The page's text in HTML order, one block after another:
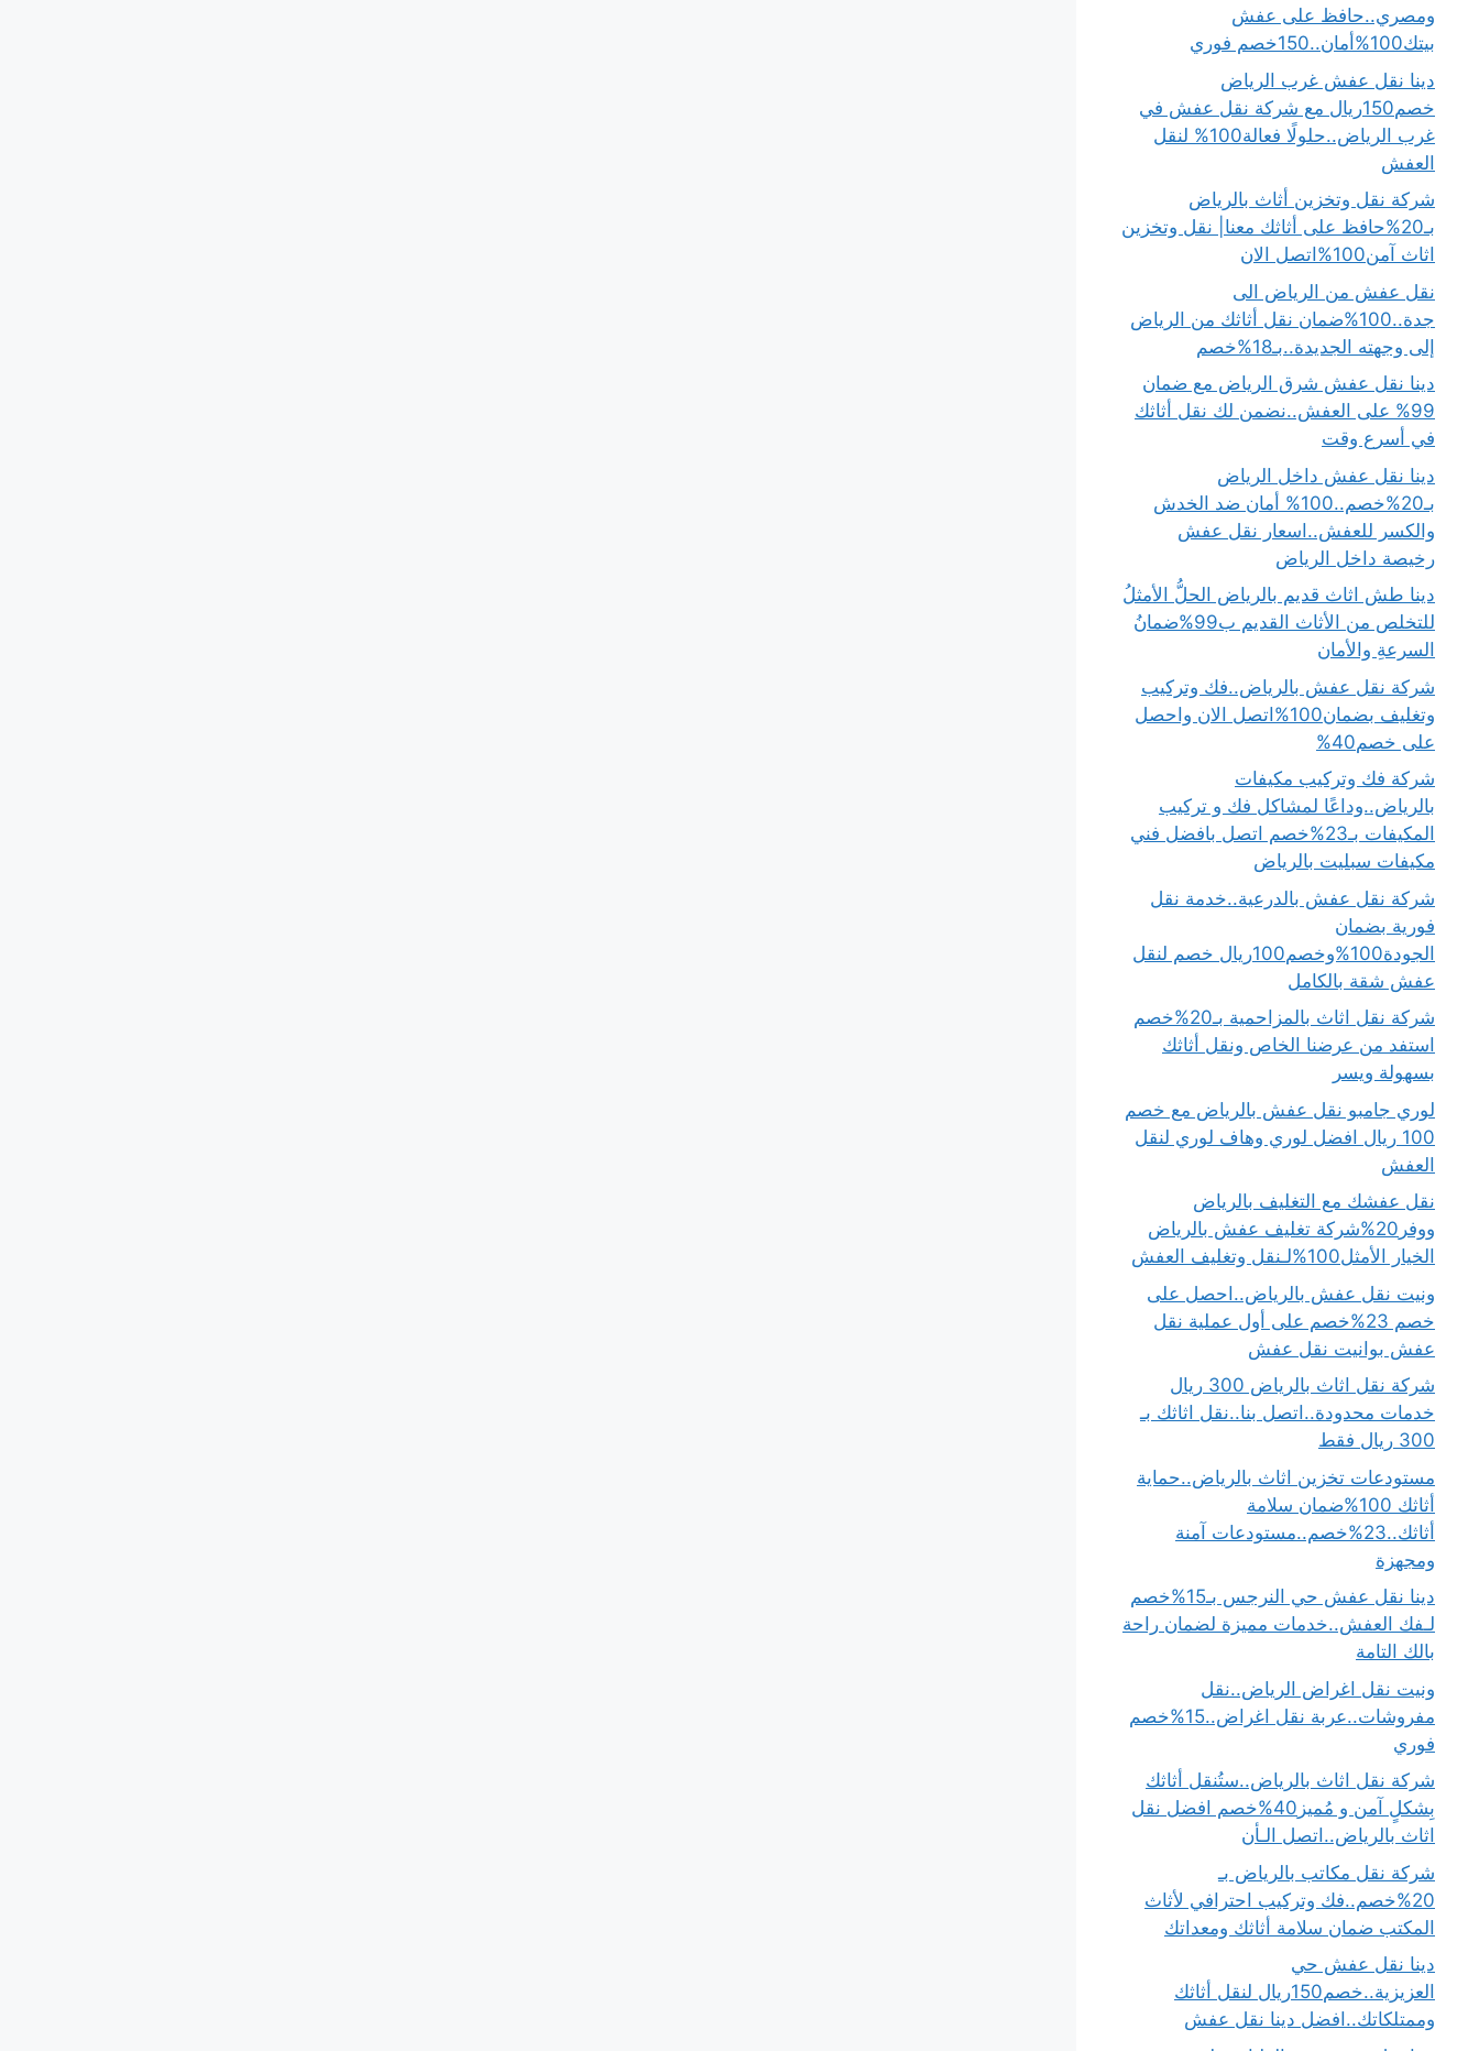
ومصري..حافظ على عفش
بيتك100%أمان..150خصم فوري
دينا نقل عفش غرب الرياض
خصم150ريال مع شركة نقل عفش في
غرب الرياض..حلولًا فعالة100% لنقل
العفش
شركة نقل وتخزين أثاث بالرياض
بـ20%حافظ على أثاثك معنا| نقل وتخزين
اثاث آمن100%اتصل الان
نقل عفش من الرياض الى
جدة..100%ضمان نقل أثاثك من الرياض
إلى وجهته الجديدة..بـ18%خصم
دينا نقل عفش شرق الرياض مع ضمان
99% على العفش..نضمن لك نقل أثاثك
في أسرع وقت
دينا نقل عفش داخل الرياض
بـ20%خصم..100% أمان ضد الخدش
والكسر للعفش..اسعار نقل عفش
رخيصة داخل الرياض
دينا طش اثاث قديم بالرياض الحلُّ الأمثلُ
للتخلص من الأثاث القديم ب99%ضمانُ
السرعةِ والأمان
شركة نقل عفش بالرياض..فك وتركيب
وتغليف بضمان100%اتصل الان واحصل
على خصم40%
شركة فك وتركيب مكيفات
بالرياض..وداعًا لمشاكل فك و تركيب
المكيفات بـ23%خصم اتصل بافضل فني
مكيفات سبليت بالرياض
شركة نقل عفش بالدرعية..خدمة نقل
فورية بضمان
الجودة100%وخصم100ريال خصم لنقل
عفش شقة بالكامل
شركة نقل اثاث بالمزاحمية بـ20%خصم
استفد من عرضنا الخاص ونقل أثاثك
بسهولة ويسر
لوري جامبو نقل عفش بالرياض مع خصم
100 ريال افضل لوري وهاف لوري لنقل
العفش
نقل عفشك مع التغليف بالرياض
ووفر20%شركة تغليف عفش بالرياض
الخيار الأمثل100%لـنقل وتغليف العفش
ونيت نقل عفش بالرياض..احصل على
خصم 23%خصم على أول عملية نقل
عفش بوانيت نقل عفش
شركة نقل اثاث بالرياض 300 ريال
خدمات محدودة..اتصل بنا..نقل اثاثك بـ
300 ريال فقط
مستودعات تخزين اثاث بالرياض..حماية
أثاثك 100%ضمان سلامة
أثاثك..23%خصم..مستودعات آمنة
ومجهزة
دينا نقل عفش حي النرجس بـ15%خصم
لـفك العفش..خدمات مميزة لضمان راحة
بالك التامة
ونيت نقل اغراض الرياض..نقل
مفروشات..عربة نقل اغراض..15%خصم
فوري
شركة نقل اثاث بالرياض..ستُنقل أثاثك
بِشكلٍ آمن و مُميز40%خصم افضل نقل
اثاث بالرياض..اتصل الـأن
شركة نقل مكاتب بالرياض بـ
20%خصم..فك وتركيب احترافي لأثاث
المكتب ضمان سلامة أثاثك ومعداتك
دينا نقل عفش حي
العزيزية..خصم150ريال لنقل أثاثك
وممتلكاتك..افضل دينا نقل عفش